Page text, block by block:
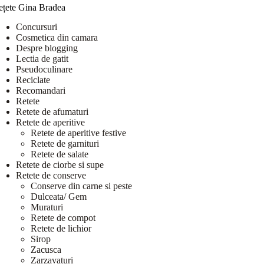
Gina Bradea
Concursuri
Cosmetica din camara
Despre blogging
Lectia de gatit
Pseudoculinare
Reciclate
Recomandari
Retete
Retete de afumaturi
Retete de aperitive
Retete de aperitive festive
Retete de garnituri
Retete de salate
Retete de ciorbe si supe
Retete de conserve
Conserve din carne si peste
Dulceata/ Gem
Muraturi
Retete de compot
Retete de lichior
Sirop
Zacusca
Zarzavaturi